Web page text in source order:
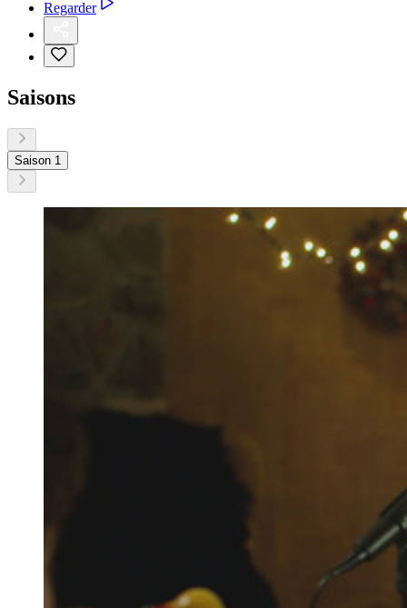
Regarder
Saisons
Saison 1